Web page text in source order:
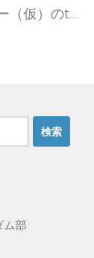
（仮）のt...
ム部